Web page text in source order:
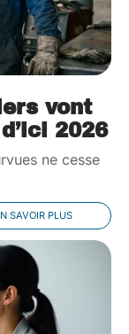
vont
2026
ne cesse
SAVOIR PLUS